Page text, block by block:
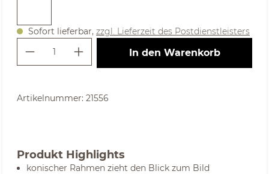
Sofort lieferbar, zzgl. Lieferzeit des Postdienstleisters
Produkt Anzahl: Gib den
In den Warenkorb
Artikelnummer: 21556
Produkt Highlights
konischer Rahmen zieht den Blick zum Bild